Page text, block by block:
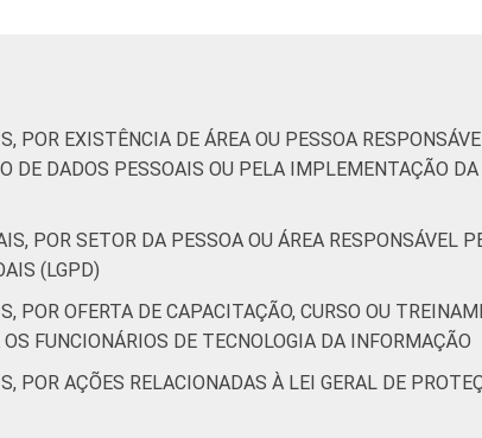
brasileiro – TIC Governo Eletrônico 2023.
POR EXISTÊNCIA DE ÁREA OU PESSOA
DE DADOS PESSOAIS OU PELA IMPLEMENTAÇÃO
POR SETOR DA PESSOA OU ÁREA RESPONSÁVEL
(LGPD)
POR OFERTA DE CAPACITAÇÃO, CURSO OU
FUNCIONÁRIOS DE TECNOLOGIA DA INFORMAÇÃO
POR AÇÕES RELACIONADAS À LEI GERAL DE